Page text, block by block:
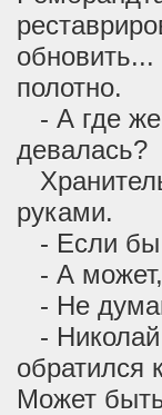
обновить...
полотно.
- А где
девалась?
руками.
- Если бы
- А может,
- Не
-
обратился
Может